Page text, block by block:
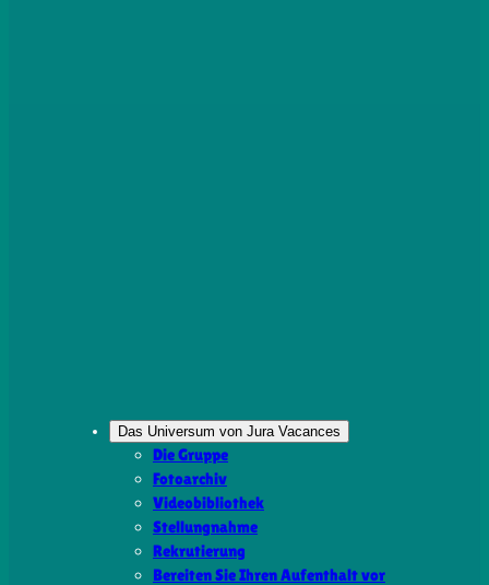
Das Universum von Jura Vacances
Die Gruppe
Fotoarchiv
Videobibliothek
Stellungnahme
Rekrutierung
Bereiten Sie Ihren Aufenthalt vor